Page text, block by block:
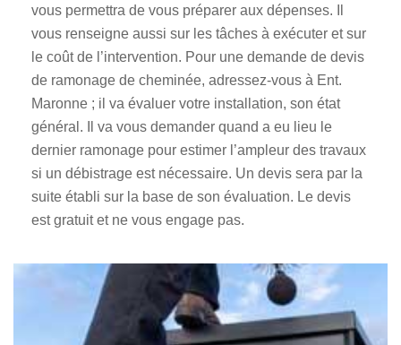
vous permettra de vous préparer aux dépenses. Il
vous renseigne aussi sur les tâches à exécuter et sur
le coût de l’intervention. Pour une demande de devis
de ramonage de cheminée, adressez-vous à Ent.
Maronne ; il va évaluer votre installation, son état
général. Il va vous demander quand a eu lieu le
dernier ramonage pour estimer l’ampleur des travaux
si un débistrage est nécessaire. Un devis sera par la
suite établi sur la base de son évaluation. Le devis
est gratuit et ne vous engage pas.